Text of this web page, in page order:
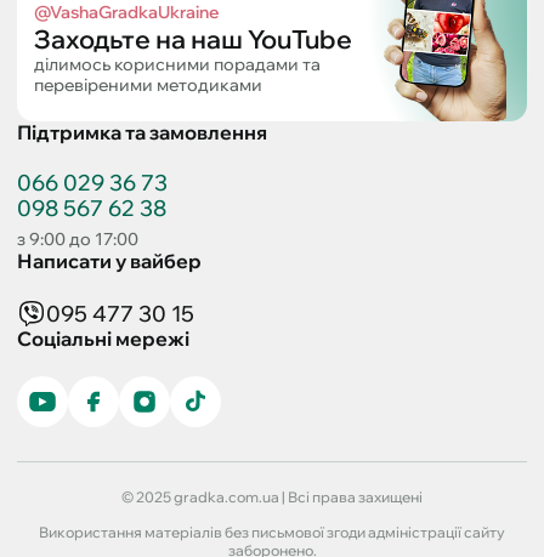
@VashaGradkaUkraine
Заходьте на наш YouTube
ділимось корисними порадами та
перевіреними методиками
Підтримка та замовлення
066 029 36 73
098 567 62 38
з 9:00 до 17:00
Написати у вайбер
095 477 30 15
Соціальні мережі
© 2025 gradka.com.ua | Всі права захищені
Використання матеріалів без письмової згоди адміністрації сайту
заборонено.